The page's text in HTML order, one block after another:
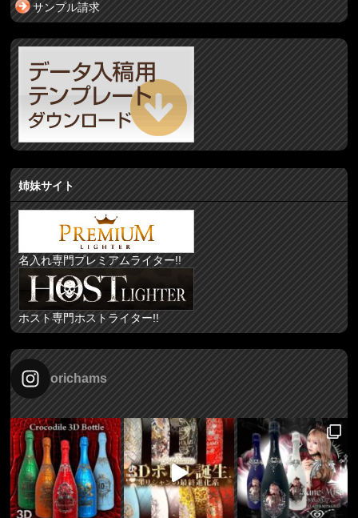
サンプル請求
姉妹サイト
名入れ専門プレミアムライター!!
ホスト専門ホストライター!!
orichams